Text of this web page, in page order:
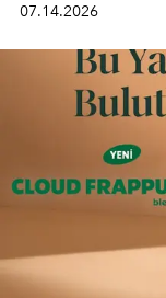
lüks" anlayışıyla
müziği ve açık
altında sunuyor.
07.14.2026